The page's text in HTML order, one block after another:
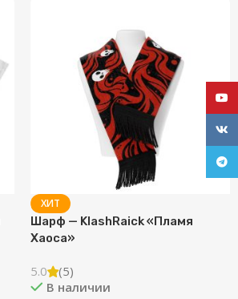
ХИТ
Шарф — KlashRaick «Пламя
Хаоса»
5.0
(5)
В наличии
VK